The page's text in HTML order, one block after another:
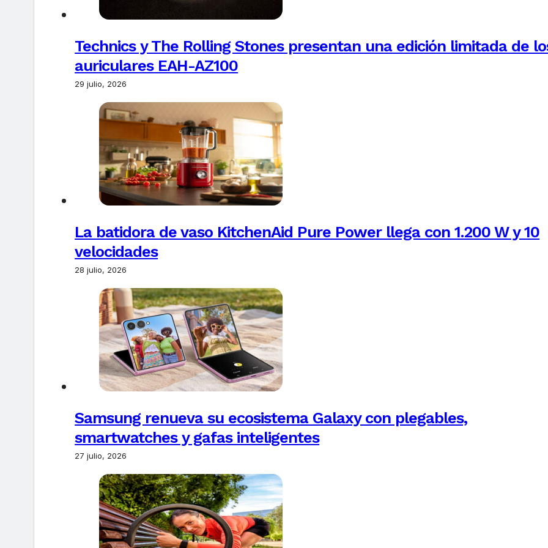
Technics y The Rolling Stones presentan una edición limitada de
auriculares EAH-AZ100
29 julio, 2026
La batidora de vaso KitchenAid Pure Power llega con 1.200 W y 10
velocidades
28 julio, 2026
Samsung renueva su ecosistema Galaxy con plegables,
smartwatches y gafas inteligentes
27 julio, 2026